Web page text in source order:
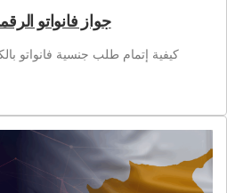
جواز فانواتو
كيفية إتمام طلب جنسية فانواتو